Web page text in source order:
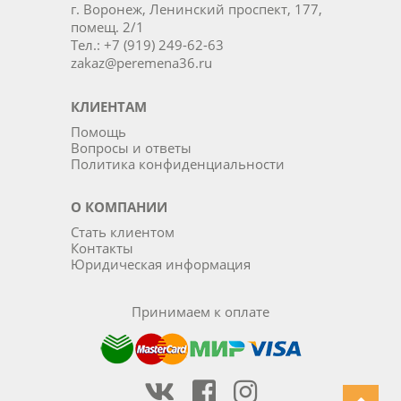
г. Воронеж, Ленинский проспект, 177,
помещ. 2/1
Тел.: +7 (919) 249-62-63
zakaz@peremena36.ru
КЛИЕНТАМ
Помощь
Вопросы и ответы
Политика конфиденциальности
О КОМПАНИИ
Стать клиентом
Контакты
Юридическая информация
Принимаем к оплате
Наша группа Вконтакте
Наша группа на Фейсбуке
Наша группа в